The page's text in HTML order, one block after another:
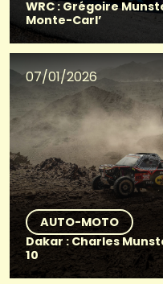
WRC : Grégoire
Monte-Carl’
07/01/2026
AUTO-MOTO
Dakar : Charles
10